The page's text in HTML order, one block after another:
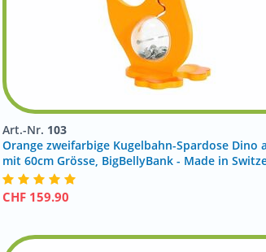
Art.-Nr. 103
Orange zweifarbige Kugelbahn-Spardose Dino
mit 60cm Grösse, BigBellyBank - Made in
CHF 159.90